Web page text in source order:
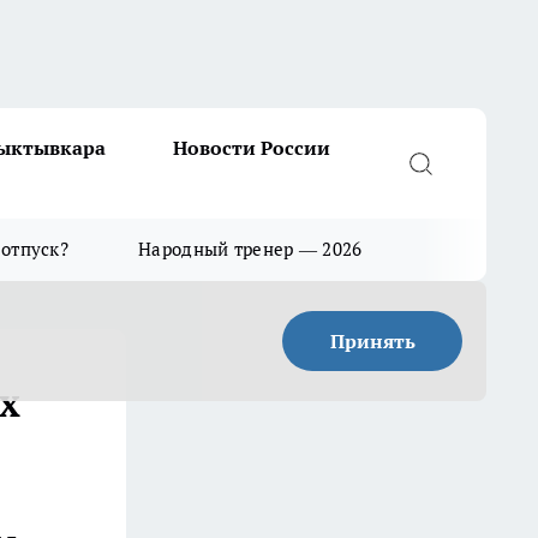
Новости России
Народный тренер — 2026
Принять